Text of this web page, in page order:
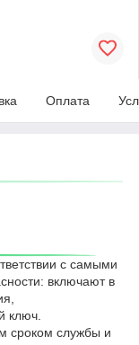
Оплата
с самыми
включают в
ключ.
сроком службы и